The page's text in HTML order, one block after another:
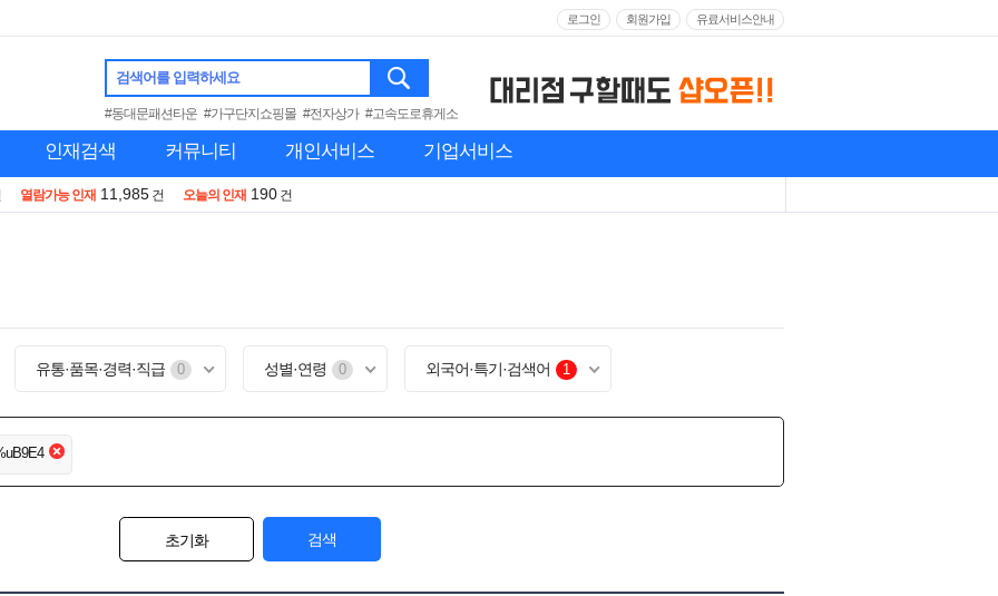
로그인 회원가입 유료서비스안내
검색어를 입력하세요
#동대문패션타운 #가구단지쇼핑몰 #전자상가 #고속도로휴게소
인재검색 커뮤니티 개인서비스 기업서비스
열람가능 인재 11,985 건 오늘의 인재 190 건
유통·품목·경력·직급 0 성별·연령 0 외국어·특기·검색어 1
초기화 검색